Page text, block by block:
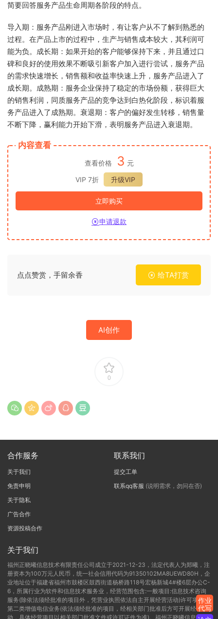
简要回答服务产品生命周期各阶段的特点。
导入期：服务产品刚进入市场时，有让客户从不了解到熟悉的
过程。在产品上市的过程中，生产与销售成本较大，其利润可
能为负。成长期：如果开始的客户能够保持下来，并且通过口
碑和良好的使用效果不断吸引新客户加入进行尝试，服务产品
的需求快速增长，销售额和收益率快速上升，服务产品进入了
成长期。成熟期：服务企业保持了稳定的市场份额，获得巨大
的销售利润，同质服务产品的竞争达到白热化阶段，标识着服
务产品进入了成熟期。衰退期：客户的偏好发生转移，销售量
不断下降，赢利能力开始下滑，表明服务产品进入衰退期。
内容查看
查看价格 3 元
VIP 7折
升级VIP
立即购买
申请退款
点点赞赏，手留余香 给TA打赏
AI创作
0
合作服务
关于我们
免责申明
关于隐私
广告合作
资源投稿合作
联系我们
提交工单
联系qq客服 (说明需求，勿问在否)
关于我们
福州正晓曦信息技术有限责任公司成立于2021-12-23，法定代表人为郑曦，注
册资本为100万元人民币，统一社会信用代码为91350102MA8UEWD80H，企
业地址位于福建省福州市鼓楼区鼓西街道杨桥路118号宏杨新城4#楼6层办公C-
6，所属行业为软件和信息技术服务业，经营范围包含:一般项目:信息技术咨询
服务(除依法须经批准的项目外，凭营业执照依法自主开展经营活动)许可项目:
第二类增值电信业务(依法须经批准的项目，经相关部门批准后方可开展经营活
动，具体经营项目以相关部门批准文件或许可证件为准)。福州正晓曦信息技术
作业
代写